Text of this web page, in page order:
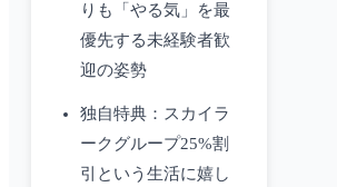
りも「やる気」を最
優先する未経験者歓
迎の姿勢
独自特典：スカイラ
ークグループ25%割
引という生活に嬉し